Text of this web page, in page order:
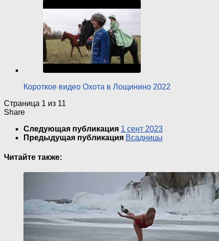
Короткое видео Охота в Лощинино 2022
Страница 1 из 11
Share
Следующая публикация 1 сент 2023
Предыдущая публикация Всадницы
Читайте также: